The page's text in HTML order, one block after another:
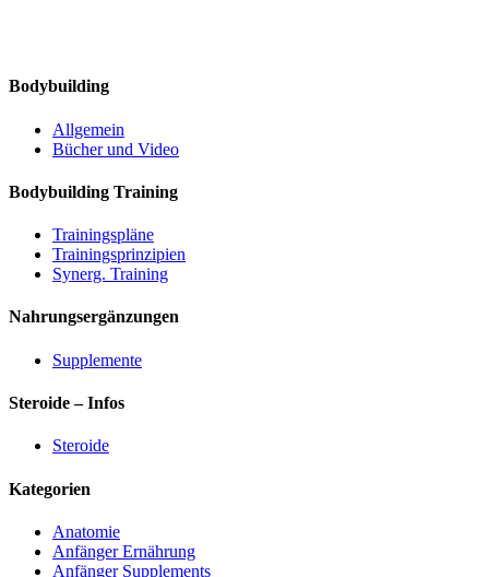
Bodybuilding
Allgemein
Bücher und Video
Bodybuilding Training
Trainingspläne
Trainingsprinzipien
Synerg. Training
Nahrungsergänzungen
Supplemente
Steroide – Infos
Steroide
Kategorien
Anatomie
Anfänger Ernährung
Anfänger Supplements